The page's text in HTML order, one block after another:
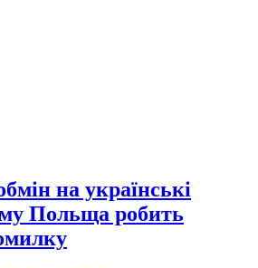
на українські
Польща робить